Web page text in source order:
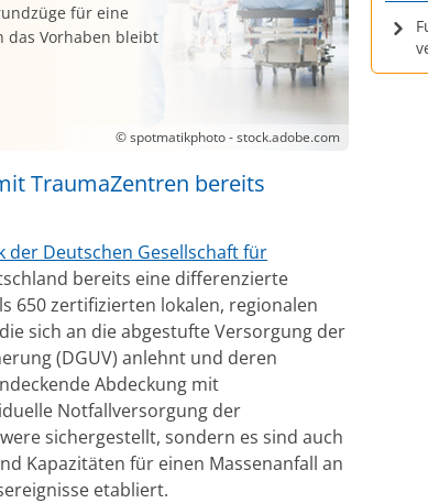
für eine
das Vorhaben bleibt
© spotmatikphoto - stock.adobe.com
TraumaZentren bereits
der Deutschen Gesellschaft für
bereits eine differenzierte
650 zertifizierten lokalen, regionalen
sich an die abgestufte Versorgung der
(DGUV) anlehnt und deren
Abdeckung mit
Notfallversorgung der
sichergestellt, sondern es sind auch
Kapazitäten für einen Massenanfall an
etabliert.